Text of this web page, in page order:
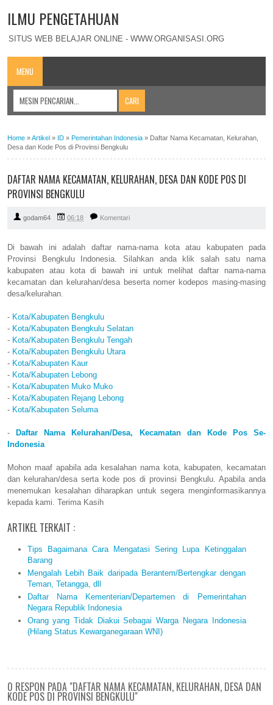
ILMU PENGETAHUAN
SITUS WEB BELAJAR ONLINE - WWW.ORGANISASI.ORG
MENU
Home »Artikel » ID » Pemerintahan Indonesia » Daftar Nama Kecamatan, Kelurahan,
Desa dan Kode Pos di Provinsi Bengkulu
DAFTAR NAMA KECAMATAN, KELURAHAN, DESA DAN KODE POS DI
PROVINSI BENGKULU
godam64 06:18 Komentari
Di bawah ini adalah daftar nama-nama kota atau kabupaten pada
Provinsi Bengkulu Indonesia. Silahkan anda klik salah satu nama
kabupaten atau kota di bawah ini untuk melihat daftar nama-nama
kecamatan dan kelurahan/desa beserta nomer kodepos masing-masing
desa/kelurahan.
- Kota/Kabupaten Bengkulu
- Kota/Kabupaten Bengkulu Selatan
- Kota/Kabupaten Bengkulu Tengah
- Kota/Kabupaten Bengkulu Utara
- Kota/Kabupaten Kaur
- Kota/Kabupaten Lebong
- Kota/Kabupaten Muko Muko
- Kota/Kabupaten Rejang Lebong
- Kota/Kabupaten Seluma
-
Daftar Nama Kelurahan/Desa, Kecamatan dan Kode Pos Se-
Indonesia
Mohon maaf apabila ada kesalahan nama kota, kabupaten, kecamatan
dan kelurahan/desa serta kode pos di provinsi Bengkulu. Apabila anda
menemukan kesalahan diharapkan untuk segera menginformasikannya
kepada kami. Terima Kasih
ARTIKEL TERKAIT :
Tips Bagaimana Cara Mengatasi Sering Lupa Ketinggalan
Barang
Mengalah Lebih Baik daripada Berantem/Bertengkar dengan
Teman, Tetangga, dll
Daftar Nama Kementerian/Departemen di Pemerintahan
Negara Republik Indonesia
Orang yang Tidak Diakui Sebagai Warga Negara Indonesia
(Hilang Status Kewarganegaraan WNI)
0 RESPON PADA "DAFTAR NAMA KECAMATAN, KELURAHAN, DESA DAN
KODE POS DI PROVINSI BENGKULU"